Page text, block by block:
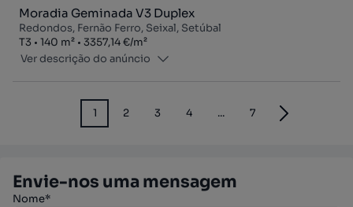
Moradia Geminada V3 Duplex
Redondos, Fernão Ferro, Seixal, Setúbal
Tipologia
T3
Zona140 m²
Preço por metro quadrado
3357,14 €/m²
Ver descrição do anúncio
1 2 3 4 ... 7
Envie-nos uma mensagem
Nome*